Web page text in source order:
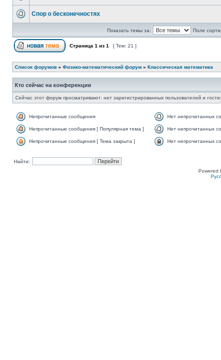
Спор о бесконечностях
Показать темы за: Поле
Страница 1 из 1 [ Тем: 21 ]
Список форумов » Физико-математический форум » Классическая математика
Кто сейчас на конференции
Сейчас этот форум просматривают: нет зарегистрированных пользователей и
Непрочитанные сообщения Нет непрочитанных
Непрочитанные сообщения [ Популярная тема ] Нет непрочитанных
Непрочитанные сообщения [ Тема закрыта ] Нет непрочитанных
Найти:
Powered